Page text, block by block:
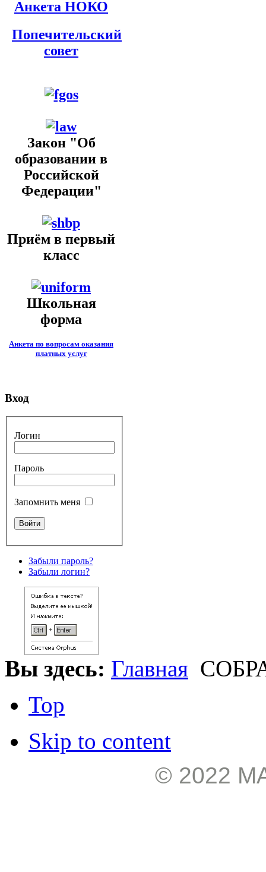
Анкета НОКО
Попечительский
совет
Закон "Об
образовании в
Российской
Федерации"
Приём в первый
класс
Школьная
форма
Анкета по вопросам оказания
платных услуг
Вход
Логин
Пароль
Запомнить меня
Забыли пароль?
Забыли логин?
Вы здесь: Главная
Top
Skip to content
© 2022